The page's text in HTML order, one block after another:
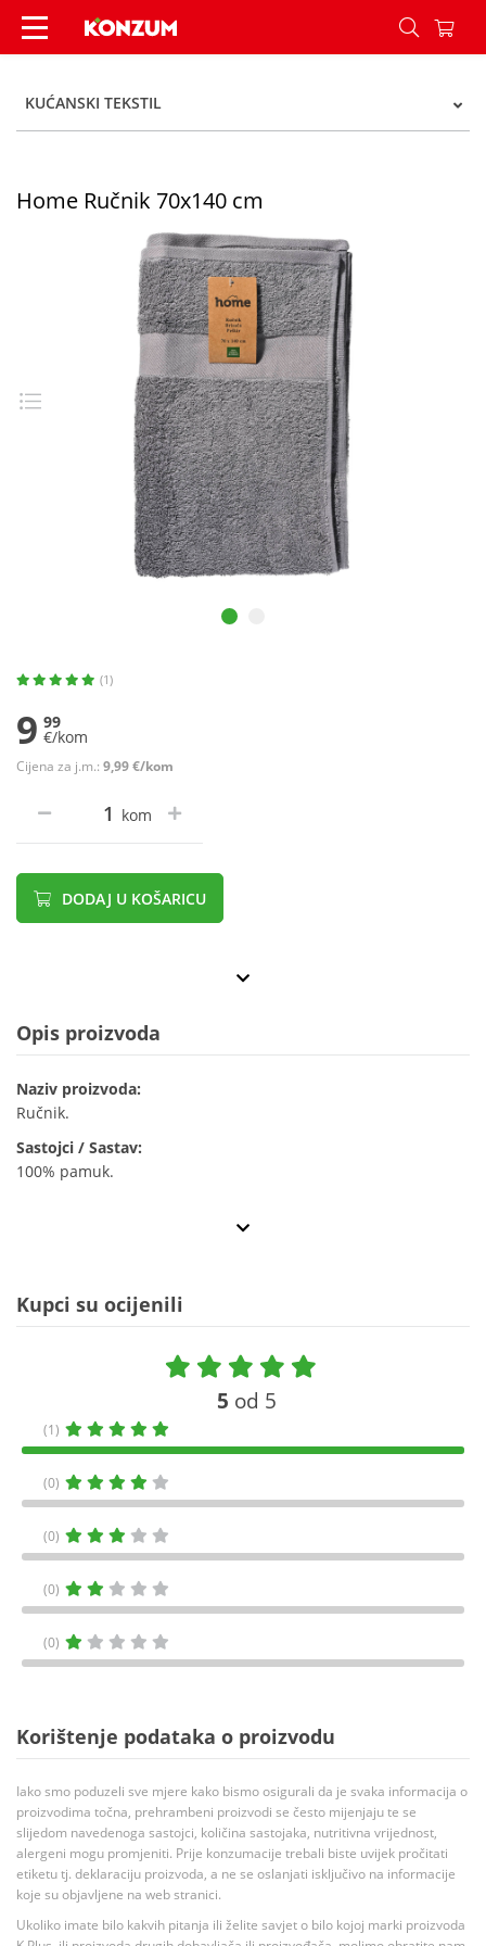
Home Ručnik 70x140 cm - Konzum
KUĆANSKI TEKSTIL
Home Ručnik 70x140 cm
(1)
9 99
€/kom
Cijena za j.m.: 9,99 €/kom
kom
DODAJ U KOŠARICU
Opis proizvoda
Naziv proizvoda:
Ručnik.
Sastojci / Sastav:
100% pamuk.
Kupci su ocijenili
5 od 5
(1)
(0)
(0)
(0)
(0)
Korištenje podataka o proizvodu
Iako smo poduzeli sve mjere kako bismo osigurali da je svaka informacija o
proizvodima točna, prehrambeni proizvodi se često mijenjaju te se
slijedom navedenoga sastojci, količina sastojaka, nutritivna vrijednost,
alergeni mogu promjeniti. Prije konzumacije trebali biste uvijek pročitati
etiketu tj. deklaraciju proizvoda, a ne se oslanjati isključivo na informacije
koje su objavljene na web stranici.
Ukoliko imate bilo kakvih pitanja ili želite savjet o bilo kojoj marki proizvoda